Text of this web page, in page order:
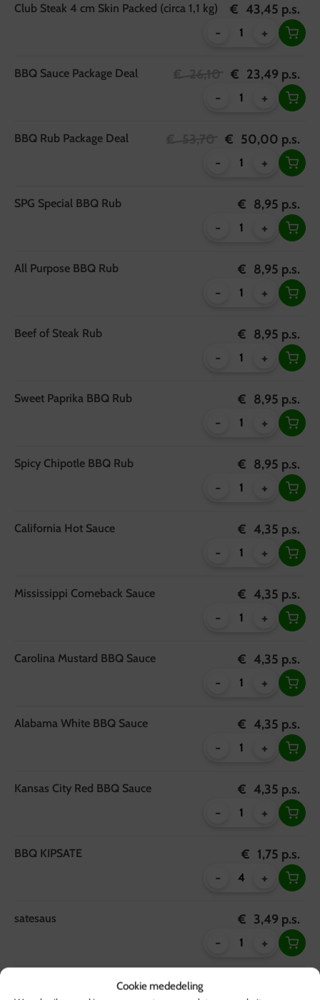
Cookie mededeling
Club Steak 4 cm Skin Packed (circa 1,1 kg) € 43,45 p.s.
- +
BBQ Sauce Package Deal € 23,49 p.s.
- +
BBQ Rub Package Deal € 50,00 p.s.
- +
SPG Special BBQ Rub € 8,95 p.s.
- +
All Purpose BBQ Rub € 8,95 p.s.
- +
Beef of Steak Rub € 8,95 p.s.
- +
Sweet Paprika BBQ Rub € 8,95 p.s.
- +
Spicy Chipotle BBQ Rub € 8,95 p.s.
- +
California Hot Sauce € 4,35 p.s.
- +
Mississippi Comeback Sauce € 4,35 p.s.
- +
Carolina Mustard BBQ Sauce € 4,35 p.s.
- +
Alabama White BBQ Sauce € 4,35 p.s.
- +
Kansas City Red BBQ Sauce € 4,35 p.s.
- +
BBQ KIPSATE € 1,75 p.s.
- +
satesaus € 3,49 p.s.
- +